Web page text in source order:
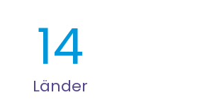
14
Länder